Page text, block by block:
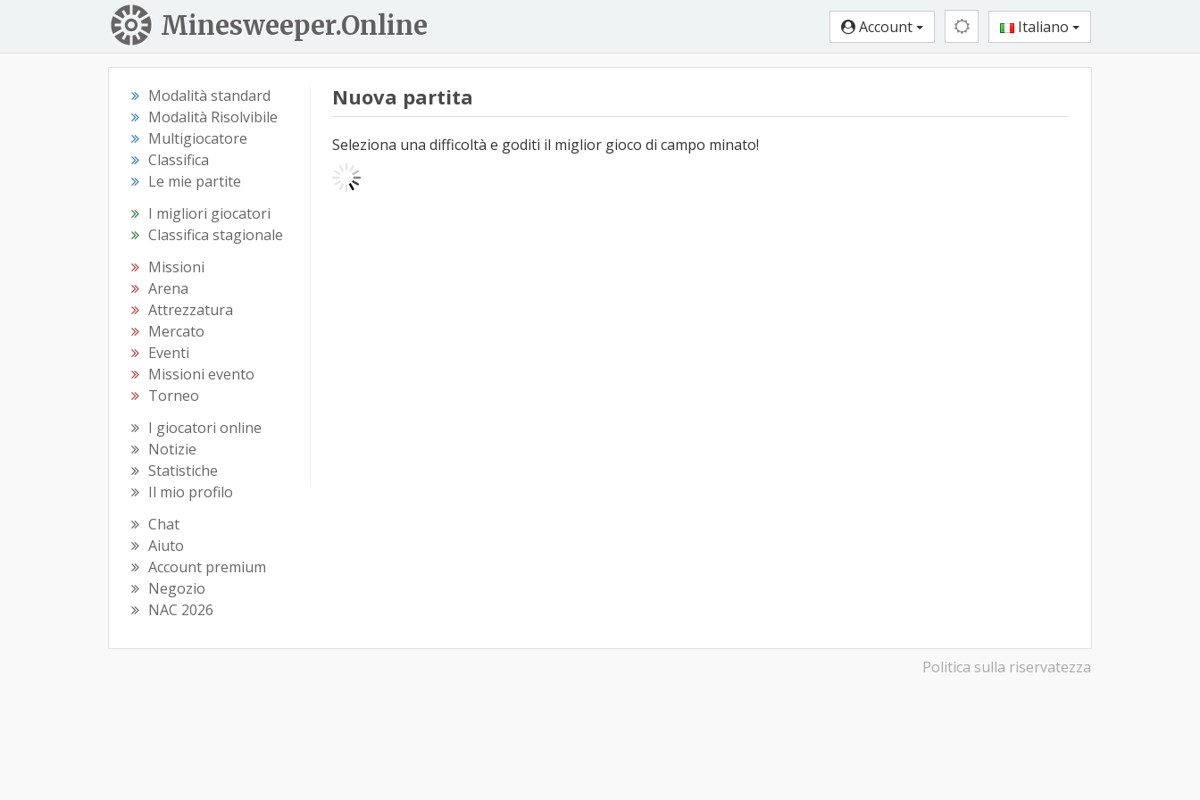
Minesweeper.Online Account Italiano
Modalità standard
Modalità Risolvibile
Multigiocatore
Classifica
Le mie partite
I migliori giocatori
Classifica stagionale
Missioni
Arena
Attrezzatura
Mercato
Eventi
Missioni evento
Torneo
I giocatori online
Notizie
Statistiche
Il mio profilo
Chat
Aiuto
Account premium
Negozio
NAC 2026
Nuova partita
Seleziona una difficoltà e goditi il miglior gioco di campo minato!
Politica sulla riservatezza